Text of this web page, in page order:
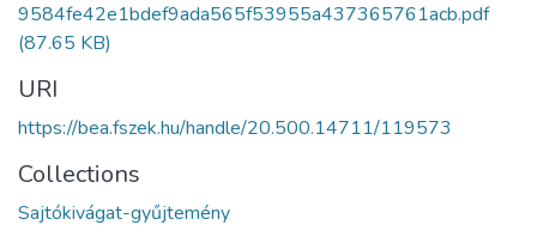
9584fe42e1bdef9ada565f53955a437365761acb.pdf
(87.65 KB)
URI
https://bea.fszek.hu/handle/20.500.14711/119573
Collections
Sajtókivágat-gyűjtemény